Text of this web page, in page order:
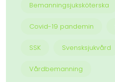
Bemanningsjuksköterska
Covid-19 pandemin
SSK Svensksjukvård
Vårdbemanning